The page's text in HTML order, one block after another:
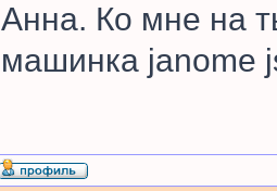
Анна. Ко мне на
машинка janome